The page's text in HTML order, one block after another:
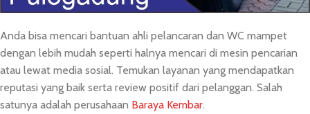
Anda bisa mencari bantuan ahli pelancaran dan WC mampet
dengan lebih mudah seperti halnya mencari di mesin pencarian
atau lewat media sosial. Temukan layanan yang mendapatkan
reputasi yang baik serta review positif dari pelanggan. Salah
satunya adalah perusahaan Baraya Kembar.